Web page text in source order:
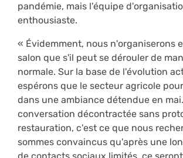
pandémie, mais l'équipe
enthousiaste.
« Évidemment, nous n'organiserons
salon que s'il peut se dérouler de
normale. Sur la base de l'évolution
espérons que le secteur agricole
dans une ambiance détendue en
conversation décontractée sans
restauration, c'est ce que nous
sommes convaincus qu'après une